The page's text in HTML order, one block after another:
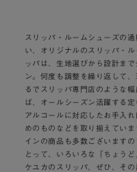
スリッパ・ルームシューズの
い、オリジナルのスリッパ・
ッパは、生地選びから設計ま
ン。何度も調整を繰り返して
るでスリッパ専門店のような
ば、オールシーズン活躍する
アルコールに対応したお手入
めのものなどを取り揃えてい
インの商品も多数ございます
とって、いろいろな「ちょう
ケユカのスリッパ、ぜひ、そ